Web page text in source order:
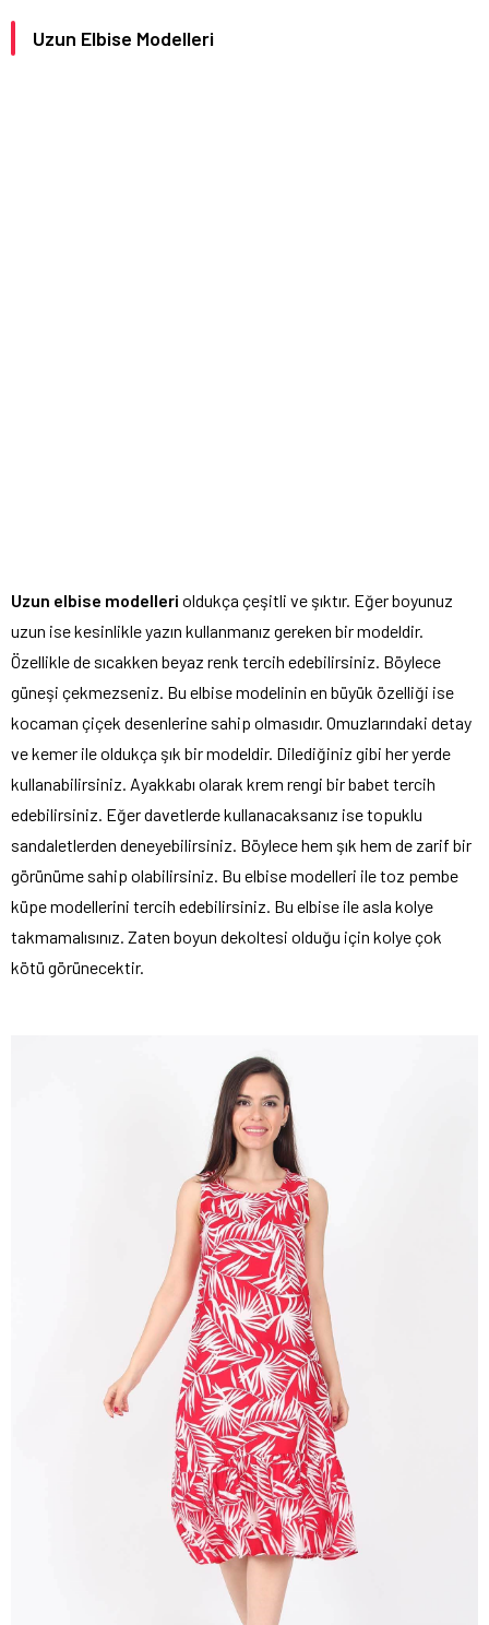
Uzun Elbise Modelleri
Uzun elbise modelleri oldukça çeşitli ve şıktır. Eğer boyunuz
uzun ise kesinlikle yazın kullanmanız gereken bir modeldir.
Özellikle de sıcakken beyaz renk tercih edebilirsiniz. Böylece
güneşi çekmezseniz. Bu elbise modelinin en büyük özelliği ise
kocaman çiçek desenlerine sahip olmasıdır. Omuzlarındaki detay
ve kemer ile oldukça şık bir modeldir. Dilediğiniz gibi her yerde
kullanabilirsiniz. Ayakkabı olarak krem rengi bir babet tercih
edebilirsiniz. Eğer davetlerde kullanacaksanız ise topuklu
sandaletlerden deneyebilirsiniz. Böylece hem şık hem de zarif bir
görünüme sahip olabilirsiniz. Bu elbise modelleri ile toz pembe
küpe modellerini tercih edebilirsiniz. Bu elbise ile asla kolye
takmamalısınız. Zaten boyun dekoltesi olduğu için kolye çok
kötü görünecektir.